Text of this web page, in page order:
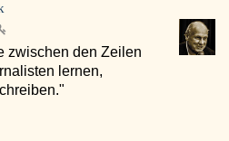
zwischen den Zeilen
lernen,